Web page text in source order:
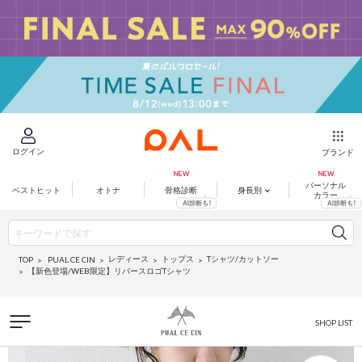
ログイン ブランド
ベストヒット オトナ 骨格診断 身長別
パーソナル
カラー
TOP PUAL CE CIN レディース トップス
Tシャツ/カットソー
【新色登場/WEB限定】リバースロゴTシャツ
SHOP LIST